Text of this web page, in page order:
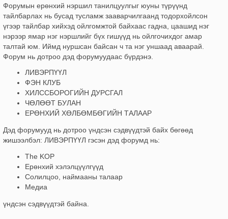
Форумын ерөнхий нэршил танилцуулгыг юуны түрүүнд
тайлбарлах нь бусад тусламж зааварчилгаанд тодорхойлсон
үгээр тайлбар хийхэд ойлгомжтой байхаас гадна, цаашид нэг
нэрээр ямар нэг нэршлийг бүх гишүүд нь ойлгочихдог амар
талтай юм. Иймд нуршсан байсан ч та нэг уншаад аваарай.
Форум нь дотроо дэд форумуудаас бүрдэнэ.
ЛИВЭРПҮҮЛ
ФЭН КЛУБ
ХИЛССБОРОГИЙН ДУРСГАЛ
ЧӨЛӨӨТ БУЛАН
ЕРӨНХИЙ ХӨЛБӨМБӨГИЙН ТАЛААР
Дэд форумууд нь дотроо үндсэн сэдвүүдтэй байх бөгөөд
жишээлбэл: ЛИВЭРПҮҮЛ гэсэн дэд форумд нь:
The KOP
Ерөнхий хэлэлцүүлгүүд
Солилцоо, наймааны талаар
Медиа
үндсэн сэдвүүдтэй байна.